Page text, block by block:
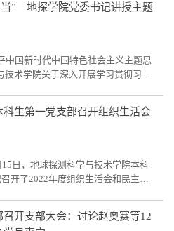
校党委书记姜治莹同志以“先生向
面向全国师生讲授微党课，党课内容
热...
”—地探学院党委书记讲授主题
中国新时代中国特色社会主义主题思
术学院关于深入开展学习贯彻习近
体班子成员参加。卜立平同志围绕
，积极融入主题教育工作；深刻把
贯通，...
生第一党支部召开组织生活会
日，地球探测科学与技术学院本科
开了2022年度组织生活会和民主评
自我批评与相互批评，填写民主测评
开支部大会：讨论赵奥赛等12